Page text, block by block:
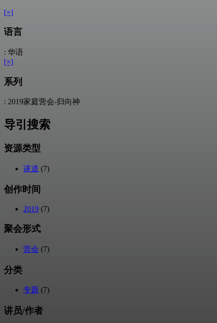
[×]
语言
: 华语
[×]
系列
: 2019家庭营会-归向神
导引搜索
资源类型
讲道 (7)
创作时间
2019 (7)
聚会形式
营会 (7)
分类
专题 (7)
讲员/作者